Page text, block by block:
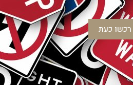
שילוט
רכשו כעת